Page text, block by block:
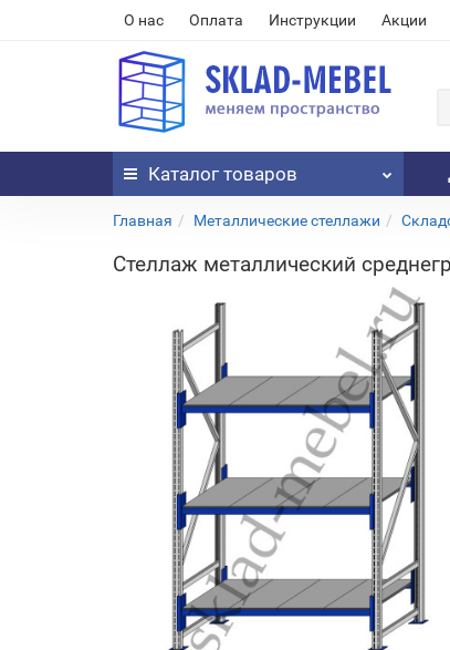
О нас Оплата Инструкции Акции
Каталог товаров
Главная Металлические стеллажи
Стеллаж металлический